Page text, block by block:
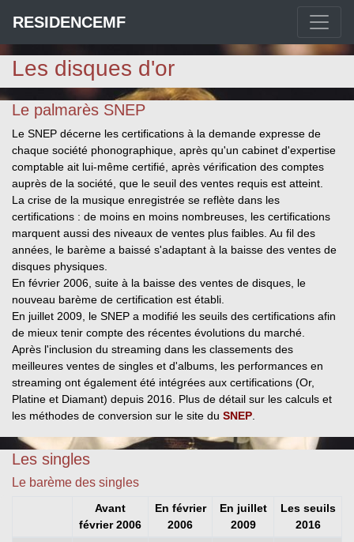
RESIDENCEMF
Les disques d'or
Le palmarès SNEP
Le SNEP décerne les certifications à la demande expresse de
chaque société phonographique, après qu'un cabinet d'expertise
comptable ait lui-même certifié, après vérification des comptes
auprès de la société, que le seuil des ventes requis est atteint.
La crise de la musique enregistrée se reflète dans les
certifications : de moins en moins nombreuses, les certifications
marquent aussi des niveaux de ventes plus faibles. Au fil des
années, le barème a baissé s'adaptant à la baisse des ventes de
disques physiques.
En février 2006, suite à la baisse des ventes de disques, le
nouveau barème de certification est établi.
En juillet 2009, le SNEP a modifié les seuils des certifications afin
de mieux tenir compte des récentes évolutions du marché.
Après l'inclusion du streaming dans les classements des
meilleures ventes de singles et d'albums, les performances en
streaming ont également été intégrées aux certifications (Or,
Platine et Diamant) depuis 2016. Plus de détail sur les calculs et
les méthodes de conversion sur le site du SNEP
Les singles
Le barème des singles
Avant
février 2006
En février
2006
En juillet
2009
Les seuils
2016